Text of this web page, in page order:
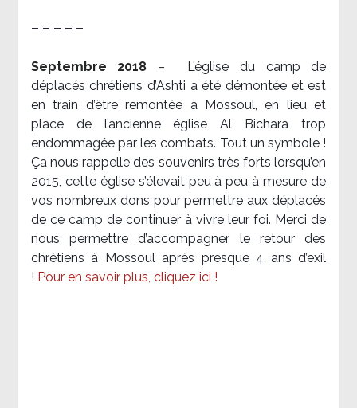
– – – – –
Septembre 2018 –
L’église du camp de
déplacés chrétiens d’Ashti a été démontée et est
en train d’être remontée à Mossoul, en lieu et
place de l’ancienne église Al Bichara trop
endommagée par les combats. Tout un symbole !
Ça nous rappelle des souvenirs très forts lorsqu’en
2015, cette église s’élevait peu à peu à mesure de
vos nombreux dons pour permettre aux déplacés
de ce camp de continuer à vivre leur foi. Merci de
nous permettre d’accompagner le retour des
chrétiens à Mossoul après presque 4 ans d’exil
! Pour en savoir plus, cliquez ici !